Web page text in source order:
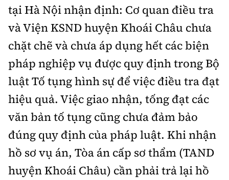
tại Hà Nội nhận định: Cơ quan điều tra
và Viện KSND huyện Khoái Châu chưa
chặt chẽ và chưa áp dụng hết các biện
pháp nghiệp vụ được quy định trong Bộ
luật Tố tụng hình sự để việc điều tra đạt
hiệu quả. Việc giao nhận, tống đạt các
văn bản tố tụng cũng chưa đảm bảo
đúng quy định của pháp luật. Khi nhận
hồ sơ vụ án, Tòa án cấp sơ thẩm (TAND
huyện Khoái Châu) cần phải trả lại hồ